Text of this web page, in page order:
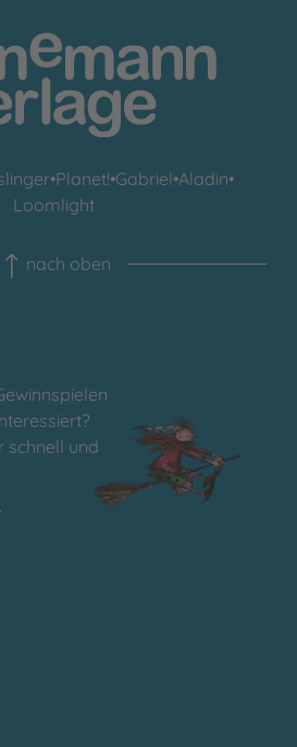
•Planet!•Gabriel•Aladin•
Loomlight
nach oben
schnell und